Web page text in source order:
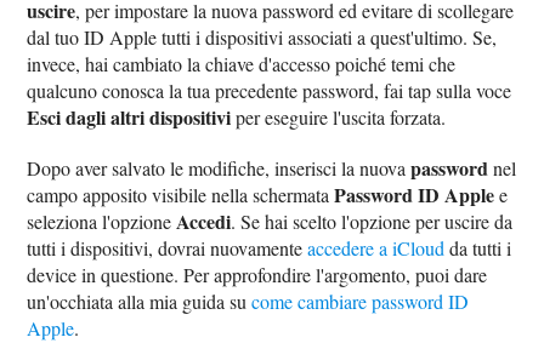
uscire, per impostare la nuova password ed evitare di scollegare
dal tuo ID Apple tutti i dispositivi associati a quest'ultimo. Se,
invece, hai cambiato la chiave d'accesso poiché temi che
qualcuno conosca la tua precedente password, fai tap sulla voce
Esci dagli altri dispositiviper eseguire l'uscita forzata.
Dopo aver salvato le modifiche, inserisci la nuovapasswordnel
campo apposito visibile nella schermataPassword ID Applee
seleziona l'opzione Accedi. Se hai scelto l'opzione per uscire da
tutti i dispositivi, dovrai nuovamenteaccedere a iCloud da tutti i
device in questione. Per approfondire l'argomento, puoi dare
un'occhiata alla mia guida sucome cambiare password ID
Apple.